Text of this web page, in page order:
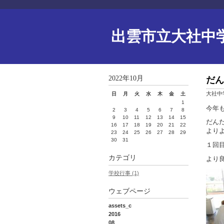
出雲市立大社中
だ
大社中
今年
だん
より
１回
より
2022年10月
日 月 火 水 木 金
土
1
2
3 4 5 6 7
8
9
10 11 12 13 14
15
16
17 18 19 20 21
22
23
24 25 26 27 28
29
30
31
カテゴリ
学校行事 (1)
ウェブページ
assets_c
2016
08